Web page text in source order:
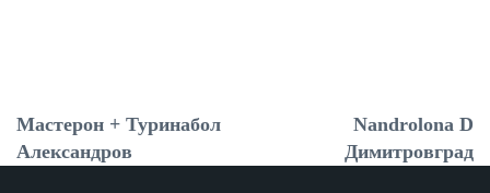
Мастерон + Туринабол
Александров
Nandrolona D
Димитровград